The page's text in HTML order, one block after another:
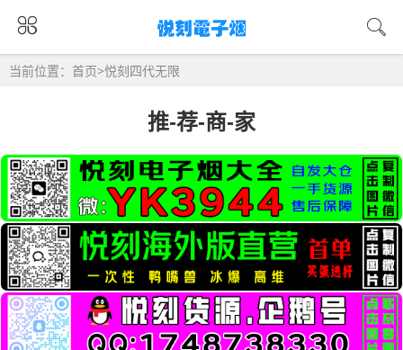
当前位置： 首页>悦刻四代无限